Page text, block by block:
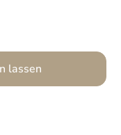
lassen